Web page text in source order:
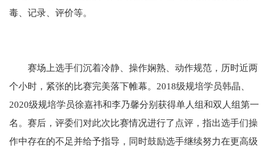
毒、记录、评价等。
赛场上选手们沉着冷静、操作娴熟、动作规范，历时近两
个小时，紧张的比赛完美落下帷幕。2018级规培学员韩晶、
2020级规培学员徐嘉祎和李乃馨分别获得单人组和双人组第一
名。赛后，评委们对此次比赛情况进行了点评，指出选手们操
作中存在的不足并给予指导，同时鼓励选手继续努力在更高级